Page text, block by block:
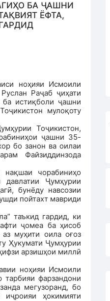
БА ҶАШНИ
ЁФТА,
ноҳияи Исмоили
Раҷаб ҷиҳати
ба истиқболи ҷашни
мулоқоту
Тоҷикистон,
ҷашни 35-
бо занон ва оилаи
Файзиддинзода
чорабиниҳо
Ҷумҳурии
бунёду навсозии
пойтахт мавриди
таъкид гардид, ки
ҷомеа ба ҳисоб
аз муҳити оила оғоз
Ҳукумати Ҷумҳурии
арзишҳои миллӣ
ноҳияи Исмоили
фарзандони
мегузоранд, бо
ҳокимияти